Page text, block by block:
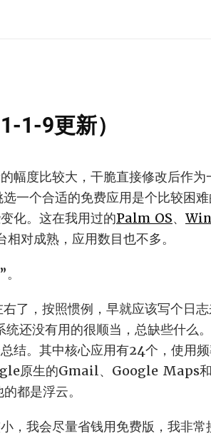
1-9更新）
幅度比较大，干脆直接修改后作为
一个合适的免费应用是个比较困
化。这在我用过的Palm OS、
对成熟，应用数目也不多。
”。
了，按照惯例，早就应该写个日
没有用的很顺当，总缺些什么
结。其中核心应用有24个，使用
原生的Gmail、Google Maps
都是浮云。
，我会尽量省钱用免费版，我非常